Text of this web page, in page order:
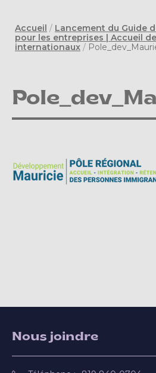
Accueil / Lancement du Guide
pour les entreprises | Accueil
internationaux /
Nous joindre